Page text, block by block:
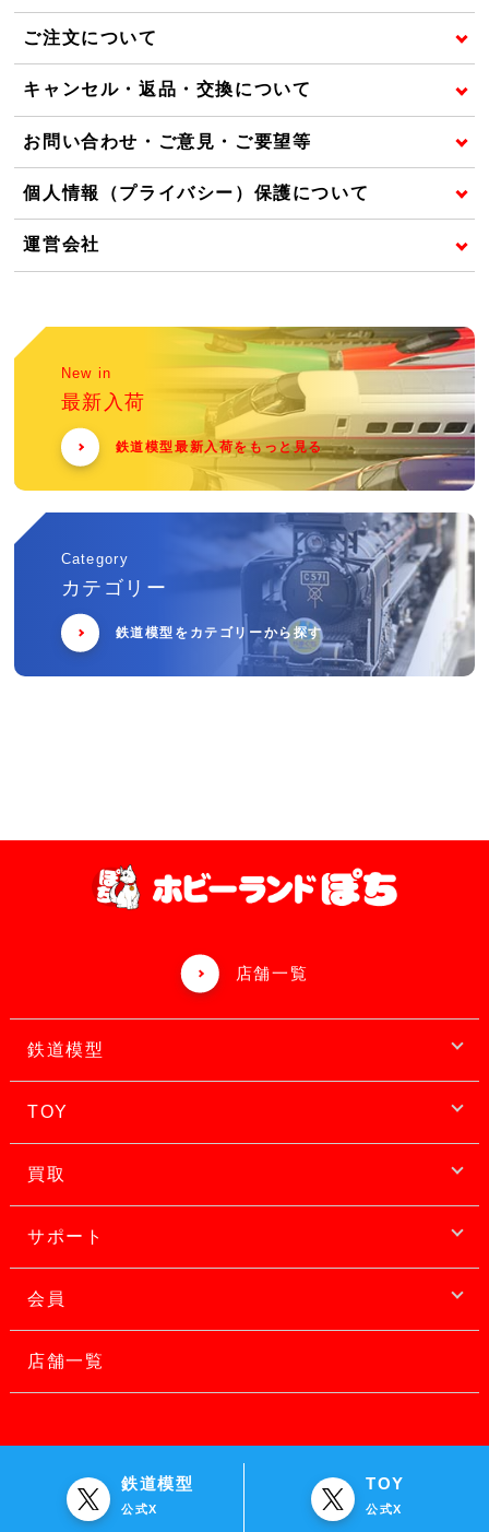
ご注文について
キャンセル・返品・交換について
お問い合わせ・ご意見・ご要望等
個人情報（プライバシー）保護について
運営会社
New in
最新入荷
鉄道模型最新入荷をもっと見る
Category
カテゴリー
鉄道模型をカテゴリーから探す
店舗一覧
鉄道模型
TOY
買取
サポート
会員
店舗一覧
鉄道模型
公式X
TOY
公式X